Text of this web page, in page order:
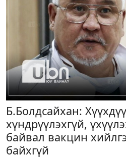
Б.Болдсайхан:
хүндрүүлэхгүй,
байвал вакцин
байхгүй